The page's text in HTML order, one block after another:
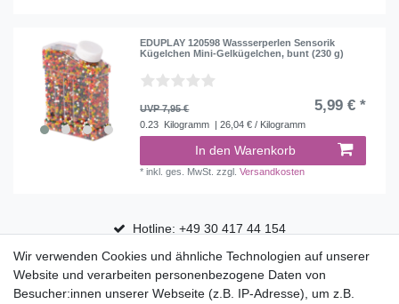
EDUPLAY 120598 Wassserperlen Sensorik
Kügelchen Mini-Gelkügelchen, bunt (230 g)
UVP 7,95 € 5,99 € *
0.23 Kilogramm | 26,04 € / Kilogramm
In den Warenkorb
*inkl. ges. MwSt. zzgl.Versandkosten
Hotline: +49 30 417 44 154
30 Tage Rückgaberecht
Versandfrei ab 75 € in Deutschland
Wir verwenden Cookies und ähnliche Technologien auf unserer
Website und verarbeiten personenbezogene Daten von
Besucher:innen unserer Webseite (z.B. IP-Adresse), um z.B.